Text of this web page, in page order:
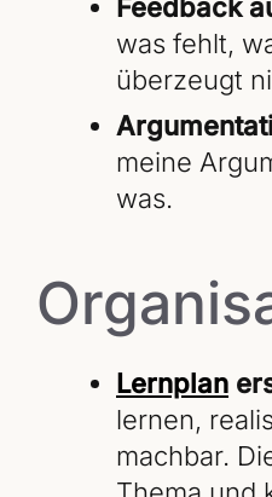
Feedback
was fehlt,
überzeugt
meine
was.
Lernplan
lernen,
machbar.